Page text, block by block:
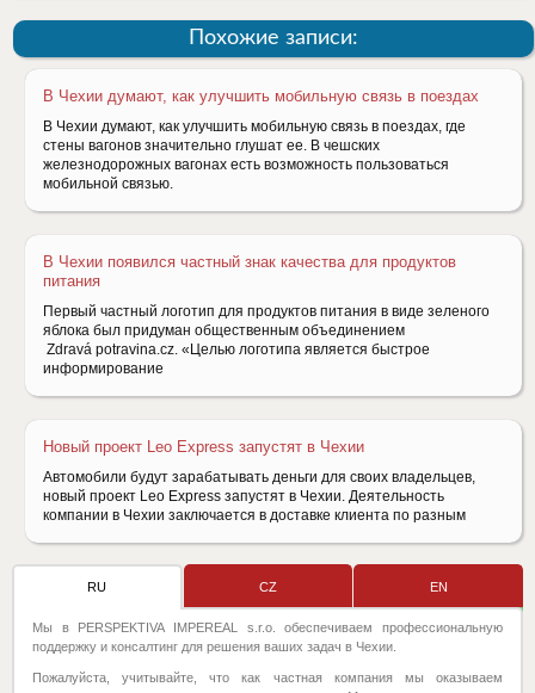
Похожие записи:
В Чехии думают, как улучшить мобильную связь в поездах
В Чехии думают, как улучшить мобильную связь в поездах, где
стены вагонов значительно глушат ее. В чешских
железнодорожных вагонах есть возможность пользоваться
мобильной связью.
В Чехии появился частный знак качества для продуктов
питания
Первый частный логотип для продуктов питания в виде зеленого
яблока был придуман общественным объединением
Zdravá potravina.cz. «Целью логотипа является быстрое
информирование
Новый проект Leo Express запустят в Чехии
Автомобили будут зарабатывать деньги для своих владельцев,
новый проект Leo Express запустят в Чехии. Деятельность
компании в Чехии заключается в доставке клиента по разным
RU CZ EN
Мы в PERSPEKTIVA IMPEREAL s.r.o. обеспечиваем профессиональную
поддержку и консалтинг для решения ваших задач в Чехии.
Пожалуйста, учитывайте, что как частная компания мы оказываем